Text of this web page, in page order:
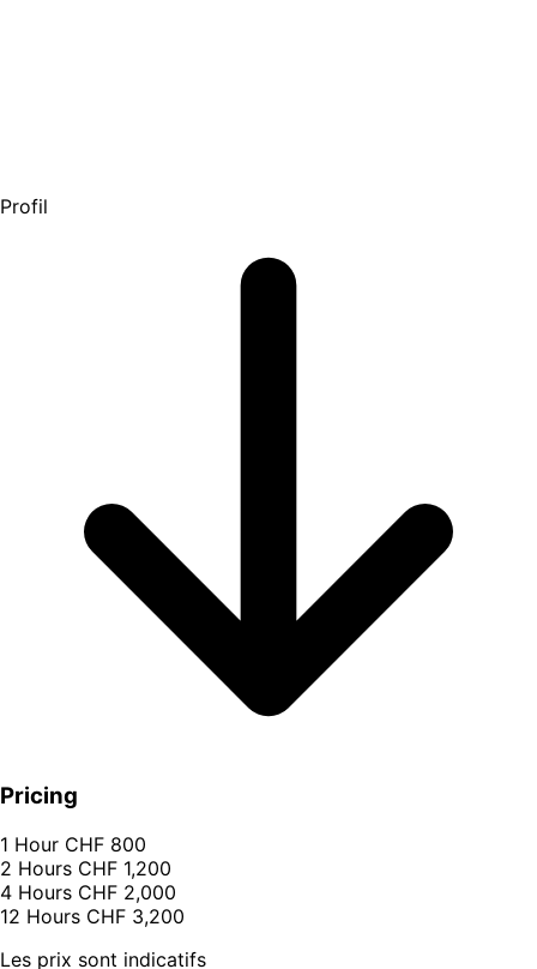
Profil
Pricing
1 Hour CHF 800
2 Hours CHF 1,200
4 Hours CHF 2,000
12 Hours CHF 3,200
Les prix sont indicatifs